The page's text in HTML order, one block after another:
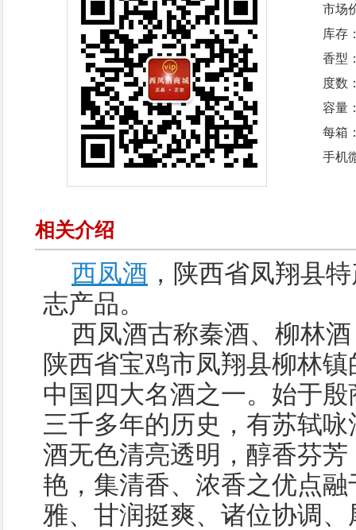
市场
库存
香型
度数
容量
每箱
手机
相关介绍
西凤酒 ，陕西省凤翔县
志产品。
西凤酒古称秦酒、柳林酒
陕西省宝鸡市凤翔县柳林
中国四大名酒之一。始于
三千多年的历史，有苏轼
酒无色清亮透明，醇香芬
艳，集清香、浓香之优点融
雅、甘润挺爽、诸位协调、